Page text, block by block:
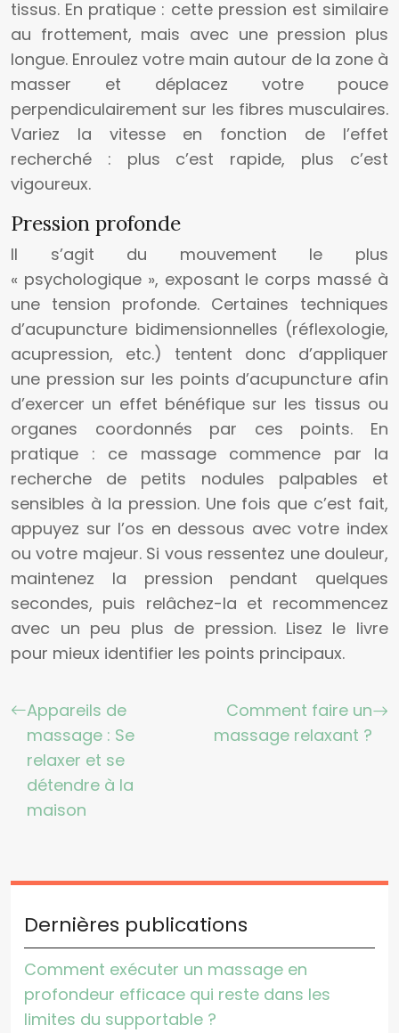
tissus. En pratique : cette pression est similaire
au frottement, mais avec une pression plus
longue. Enroulez votre main autour de la zone à
masser et déplacez votre pouce
perpendiculairement sur les fibres musculaires.
Variez la vitesse en fonction de l’effet
recherché : plus c’est rapide, plus c’est
vigoureux.
Pression profonde
Il s’agit du mouvement le plus
« psychologique », exposant le corps massé à
une tension profonde. Certaines techniques
d’acupuncture bidimensionnelles (réflexologie,
acupression, etc.) tentent donc d’appliquer
une pression sur les points d’acupuncture afin
d’exercer un effet bénéfique sur les tissus ou
organes coordonnés par ces points. En
pratique : ce massage commence par la
recherche de petits nodules palpables et
sensibles à la pression. Une fois que c’est fait,
appuyez sur l’os en dessous avec votre index
ou votre majeur. Si vous ressentez une douleur,
maintenez la pression pendant quelques
secondes, puis relâchez-la et recommencez
avec un peu plus de pression. Lisez le livre
pour mieux identifier les points principaux.
Appareils de
massage : Se
relaxer et se
détendre à la
maison
Comment faire un
massage relaxant ?
Dernières publications
Comment exécuter un massage en
profondeur efficace qui reste dans les
limites du supportable ?